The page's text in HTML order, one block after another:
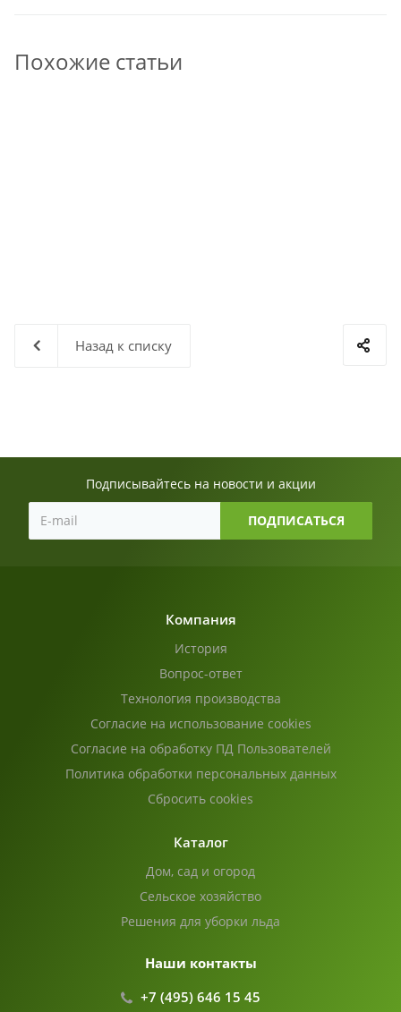
Похожие статьи
Назад к списку
Подписывайтесь на новости и акции
Компания
История
Вопрос-ответ
Технология производства
Согласие на использование cookies
Согласие на обработку ПД Пользователей
Политика обработки персональных данных
Сбросить cookies
Каталог
Дом, сад и огород
Сельское хозяйство
Решения для уборки льда
Наши контакты
+7 (495) 646 15 45